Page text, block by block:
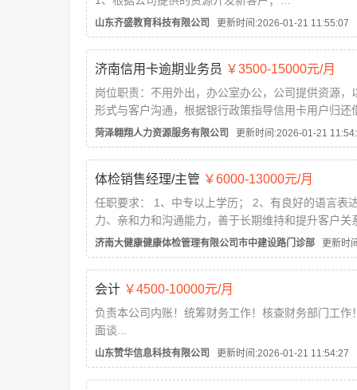
2、通过电话与客户进行有效沟通了解客户需求, 寻找
机会并完成销售业绩；
3、维护老客户的业务，挖掘客户的潜力；
4、定期与合作客户进行沟通，建立良好的长期合作
5、无...
山东齐盛教育科技有限公司 更新时间:2026-01-21 11:55:07
济南信用卡逾期业务员 ￥3500-15000元/月
岗位职责：不用外出，办公室办公，公司提供资源，
形式与客户沟通，根据银行政策指导信用卡用户归还
任职要求：20岁-35岁之间，口齿清晰，普通话流利
工作时间：8:30:-12:00 13:30-18:00 午休1.5小时
福利：享有带薪国家法定...
菏泽翱翔人力资源服务有限公司 更新时间:2026-01-21
体检销售经理/主管 ￥6000-13000元/月
任职要求： 1、中专以上学历； 2、有良好的语言表
力、亲和力和沟通能力，善于长期维持和提升客户关
3、有相关社会背景及工作经验者优先； 4、有医学
优先...
济南大健康健康体检管理有限公司市中建设路门诊部 更新时间:2026-01-
会计 ￥4500-10000元/月
负责本公司内账！统筹财务工作！核查财务部门工作
面谈...
山东赞华信息科技有限公司 更新时间:2026-01-21 11:54:27